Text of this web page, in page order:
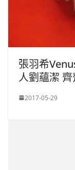
張羽希
人劉蘊潔
2017-05-29